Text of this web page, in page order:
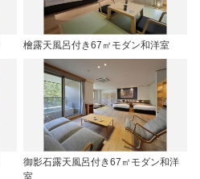
檜露天風呂付き67㎡モダン和洋室
御影石露天風呂付き67㎡モダン和洋
室